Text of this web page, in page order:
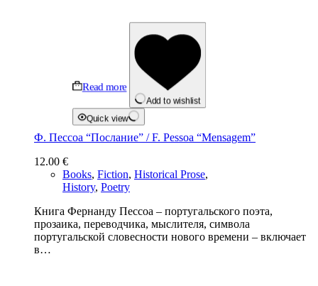
Read more
Add to wishlist
Quick view
Ф. Пессоа “Послание” / F. Pessoa “Mensagem”
12.00 €
Books, Fiction, Historical Prose,
History, Poetry
Книга Фернанду Пессоа – португальского поэта,
прозаика, переводчика, мыслителя, символа
португальской словесности нового времени – включает
в…